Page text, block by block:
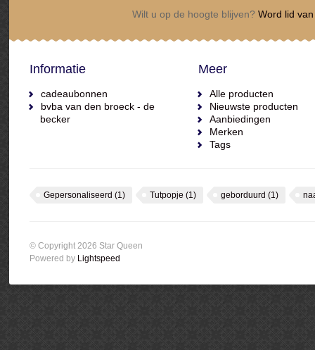
Wilt u op de hoogte blijven? Word lid
Informatie
cadeaubonnen
bvba van den broeck - de
becker
Meer
Alle producten
Nieuwste producten
Aanbiedingen
Merken
Tags
Gepersonaliseerd (1) Tutpopje (1) geborduurd (1)
© Copyright 2026 Star Queen
Powered by Lightspeed